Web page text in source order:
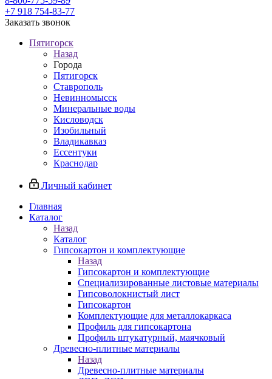
+7 918 754-83-77
Заказать звонок
Пятигорск
Назад
Города
Пятигорск
Ставрополь
Невинномысск
Минеральные воды
Кисловодск
Изобильный
Владикавказ
Ессентуки
Краснодар
Личный кабинет
Главная
Каталог
Назад
Каталог
Гипсокартон и комплектующие
Назад
Гипсокартон и комплектующие
Специализированные листовые материалы
Гипсоволокнистый лист
Гипсокартон
Комплектующие для металлокаркаса
Профиль для гипсокартона
Профиль штукатурный, маячковый
Древесно-плитные материалы
Назад
Древесно-плитные материалы